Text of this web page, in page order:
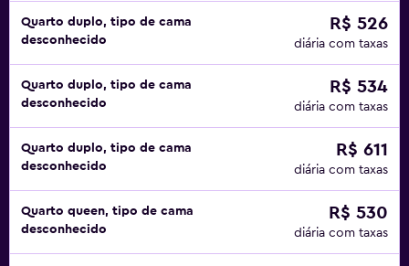
Quarto duplo, tipo de cama
desconhecido
R$ 526
diária com taxas
Quarto duplo, tipo de cama
desconhecido
R$ 534
diária com taxas
Quarto duplo, tipo de cama
desconhecido
R$ 611
diária com taxas
Quarto queen, tipo de cama
desconhecido
R$ 530
diária com taxas